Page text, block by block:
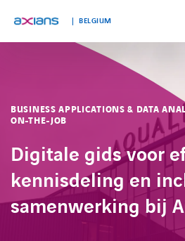
BELGIUM
MARKTEN
KLANTVERHALEN
BUSINESS APPLICATIONS & DATA
ON-THE-JOB
Digitale gids voor
kennisdeling en
samenwerking bij